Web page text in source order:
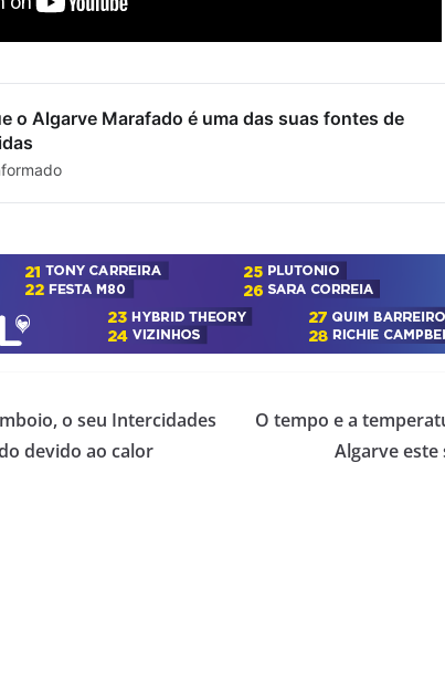
o Algarve Marafado é uma das suas fontes de
o seu Intercidades
devido ao calor
O tempo e a
Algarve este